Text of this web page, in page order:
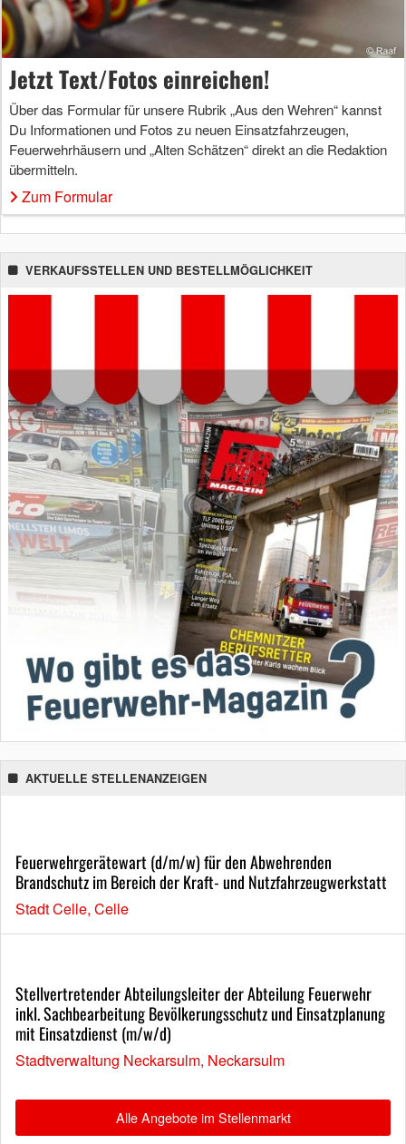
Jetzt Text/Fotos einreichen!
Über das Formular für unsere Rubrik „Aus den Wehren“ kannst
Du Informationen und Fotos zu neuen Einsatzfahrzeugen,
Feuerwehrhäusern und „Alten Schätzen“ direkt an die Redaktion
übermitteln.
Zum Formular
VERKAUFSSTELLEN UND BESTELLMÖGLICHKEIT
AKTUELLE STELLENANZEIGEN
Feuerwehrgerätewart (d/m/w) für den Abwehrenden
Brandschutz im Bereich der Kraft- und Nutzfahrzeugwerkstatt
Stadt Celle, Celle
Stellvertretender Abteilungsleiter der Abteilung Feuerwehr
inkl. Sachbearbeitung Bevölkerungsschutz und Einsatzplanung
mit Einsatzdienst (m/w/d)
Stadtverwaltung Neckarsulm, Neckarsulm
Alle Angebote im Stellenmarkt